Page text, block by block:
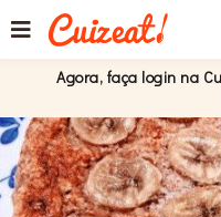
Agora, faça login na